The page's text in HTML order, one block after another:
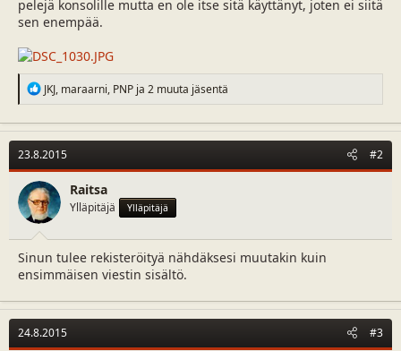
pelejä konsolille mutta en ole itse sitä käyttänyt, joten ei siitä
sen enempää.
R
e
c
t
i
o
n
s
:
JKJ, maraarni, PNP ja 2 muuta jäsentä
23.8.2015 #2
Raitsa
Ylläpitäjä Ylläpitäjä
Sinun tulee rekisteröityä nähdäksesi muutakin kuin
ensimmäisen viestin sisältö.
24.8.2015 #3